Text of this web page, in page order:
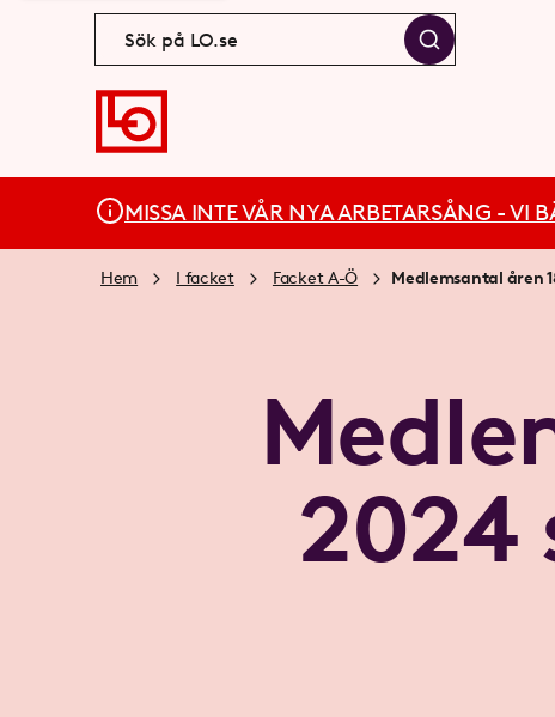
MISSA INTE VÅR NYA ARBETARSÅNG -
Hem I facket Facket A-Ö Medlemsantal åren
2024